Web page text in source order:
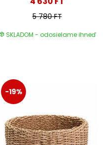
5 780 FT
SKLADOM - odosielame ihneď
-19%